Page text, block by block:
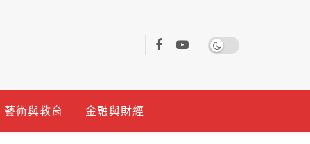
藝術與教育 金融與財經